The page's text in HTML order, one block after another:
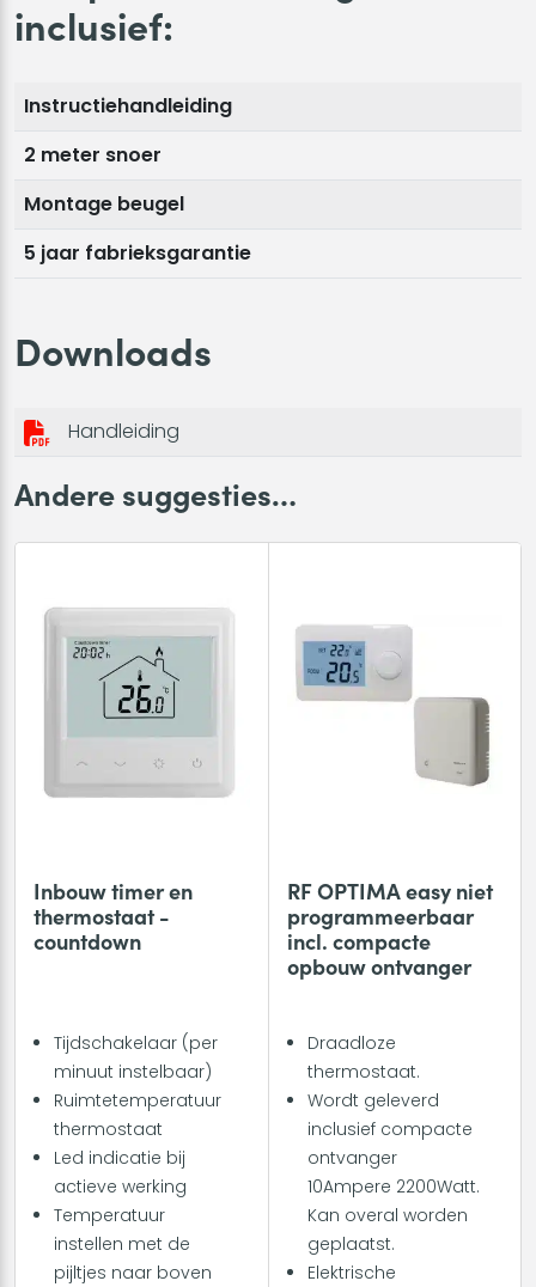
inclusief:
Instructiehandleiding
2 meter snoer
Montage beugel
5 jaar fabrieksgarantie
Downloads
Handleiding
Andere suggesties…
Inbouw timer en
thermostaat -
countdown
Tijdschakelaar (per
minuut instelbaar)
Ruimtetemperatuur
thermostaat
Led indicatie bij
actieve werking
Temperatuur
instellen met de
pijltjes naar boven
RF OPTIMA easy niet
programmeerbaar
incl. compacte
opbouw ontvanger
Draadloze
thermostaat.
Wordt geleverd
inclusief compacte
ontvanger
10Ampere 2200Watt.
Kan overal worden
geplaatst.
Elektrische